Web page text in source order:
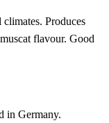
Produces
flavour. Good
in Germany.